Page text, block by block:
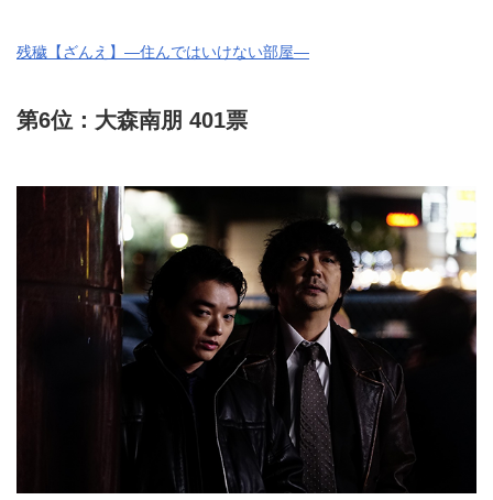
残穢【ざんえ】―住んではいけない部屋―
第6位：大森南朋 401票